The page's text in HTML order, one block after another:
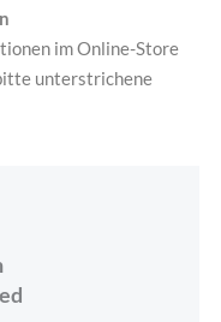
im Online-Store
unterstrichene